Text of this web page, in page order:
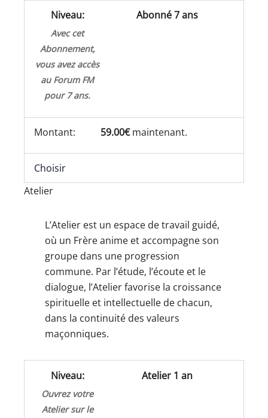
Abonné 7 ans
Avec cet
Abonnement,
vous avez accès
au Forum FM
pour 7 ans.
59.00€maintenant.
Choisir
Atelier
L’Atelier est un espace de travail guidé,
où un Frère anime et accompagne son
groupe dans une progression
commune. Par l’étude, l’écoute et le
dialogue, l’Atelier favorise la croissance
spirituelle et intellectuelle de chacun,
dans la continuité des valeurs
maçonniques.
Atelier 1 an
Ouvrez votre
Atelier sur le